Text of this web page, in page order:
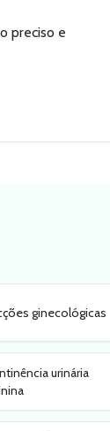
preciso e
ginecológicas
urinária